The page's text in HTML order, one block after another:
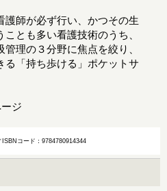
護師が必ず行い、かつその生
とも多い看護技術のうち、
理の３分野に焦点を絞り、
る「持ち歩ける」ポケットサ
ジ
ISBNコード：9784780914344